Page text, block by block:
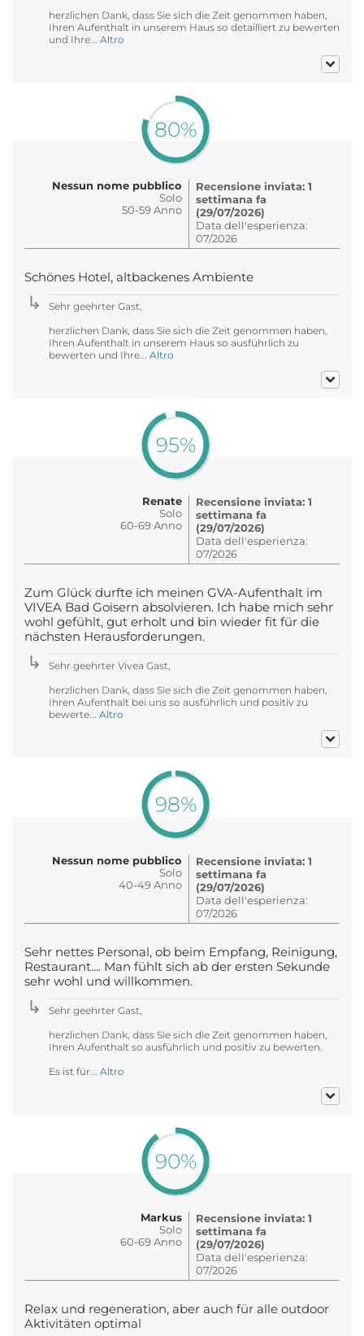
herzlichen Dank, dass Sie sich die Zeit genommen haben,
Ihren Aufenthalt in unserem Haus so detailliert zu bewerten
und Ihre... Altro
80%
Nessun nome pubblico
Solo
50-59 Anno
Recensione inviata: 1
settimana fa
(29/07/2026)
Data dell'esperienza:
07/2026
Schönes Hotel, altbackenes Ambiente
Sehr geehrter Gast,
herzlichen Dank, dass Sie sich die Zeit genommen haben,
Ihren Aufenthalt in unserem Haus so ausführlich zu
bewerten und Ihre... Altro
95%
Renate
Solo
60-69 Anno
Recensione inviata: 1
settimana fa
(29/07/2026)
Data dell'esperienza:
07/2026
Zum Glück durfte ich meinen GVA-Aufenthalt im
VIVEA Bad Goisern absolvieren. Ich habe mich sehr
wohl gefühlt, gut erholt und bin wieder fit für die
nächsten Herausforderungen.
Sehr geehrter Vivea Gast,
herzlichen Dank, dass Sie sich die Zeit genommen haben,
Ihren Aufenthalt bei uns so ausführlich und positiv zu
bewerte... Altro
98%
Nessun nome pubblico
Solo
40-49 Anno
Recensione inviata: 1
settimana fa
(29/07/2026)
Data dell'esperienza:
07/2026
Sehr nettes Personal, ob beim Empfang, Reinigung,
Restaurant.... Man fühlt sich ab der ersten Sekunde
sehr wohl und willkommen.
Sehr geehrter Gast,
herzlichen Dank, dass Sie sich die Zeit genommen haben,
Ihren Aufenthalt so ausführlich und positiv zu bewerten.
Es ist für... Altro
90%
Markus
Solo
60-69 Anno
Recensione inviata: 1
settimana fa
(29/07/2026)
Data dell'esperienza:
07/2026
Relax und regeneration, aber auch für alle outdoor
Aktivitäten optimal